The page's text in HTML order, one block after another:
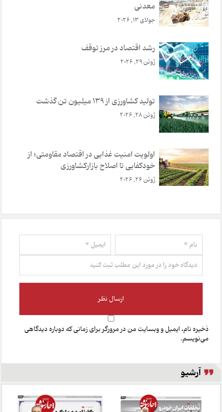
معدنی
جولای 13, 2026
رشد اقتصاد در مرز توقف
ژوئن 29, 2026
تولید کشاورزی از ۱۳۹ میلیون تن گذشت
ژوئن 28, 2026
اولویت امنیت غذایی در اقتصاد مقاومتی؛ از
خودکفایی تا اصلاح بازارکشاورزی
ژوئن 26, 2026
ذخیره نام، ایمیل و وبسایت من در مرورگر برای زمانی که دوباره دیدگاهی
می‌نویسم.
آرشیو